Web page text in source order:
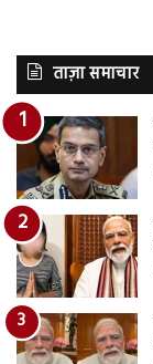
ताज़ा समाचार